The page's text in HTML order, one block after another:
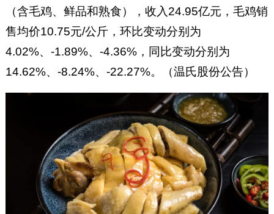
（含毛鸡、鲜品和熟食），收入24.95亿元，毛鸡销
售均价10.75元/公斤，环比变动分别为
4.02%、-1.89%、-4.36%，同比变动分别为
14.62%、-8.24%、-22.27%。（温氏股份公告）